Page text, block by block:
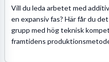
Vill du leda arbetet med
en expansiv fas? Här får du
grupp med hög teknisk
framtidens